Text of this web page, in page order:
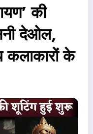
की
देओल,
कलाकारों के